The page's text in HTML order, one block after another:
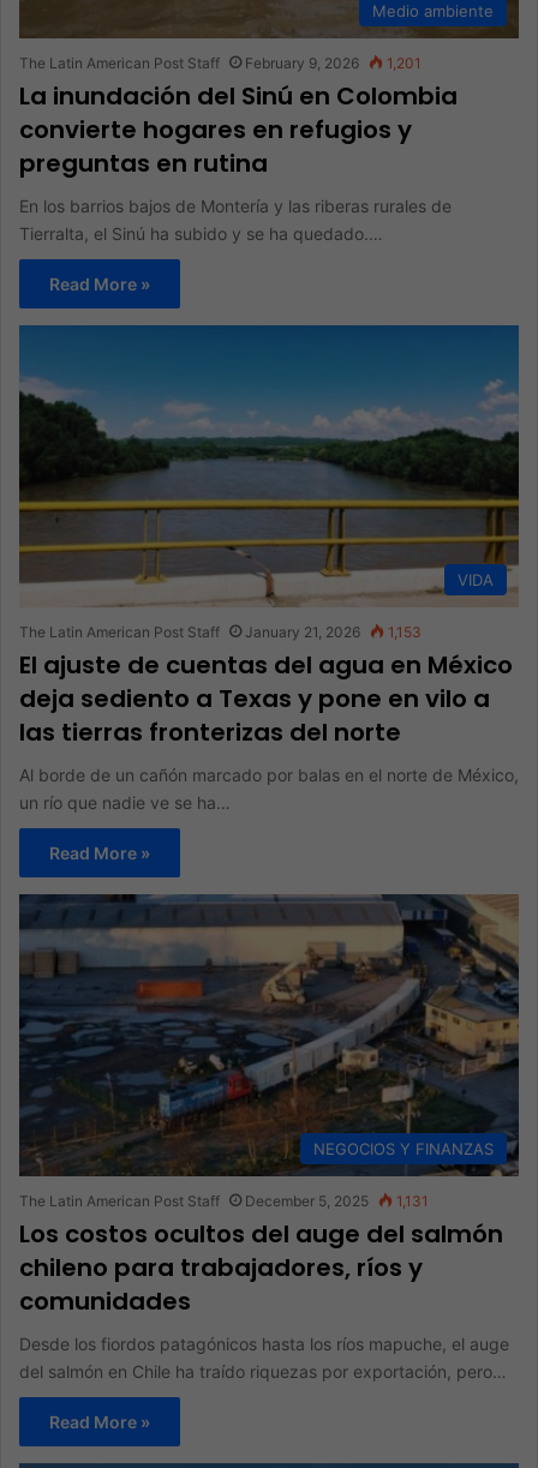
Medio ambiente
The Latin American Post Staff February 9, 2026 1,201
La inundación del Sinú en Colombia
convierte hogares en refugios y
preguntas en rutina
En los barrios bajos de Montería y las riberas rurales de
Tierralta, el Sinú ha subido y se ha quedado.…
Read More »
VIDA
The Latin American Post Staff January 21, 2026 1,153
El ajuste de cuentas del agua en México
deja sediento a Texas y pone en vilo a
las tierras fronterizas del norte
Al borde de un cañón marcado por balas en el norte de México,
un río que nadie ve se ha…
Read More »
NEGOCIOS Y FINANZAS
The Latin American Post Staff December 5, 2025 1,131
Los costos ocultos del auge del salmón
chileno para trabajadores, ríos y
comunidades
Desde los fiordos patagónicos hasta los ríos mapuche, el auge
del salmón en Chile ha traído riquezas por exportación, pero…
Read More »